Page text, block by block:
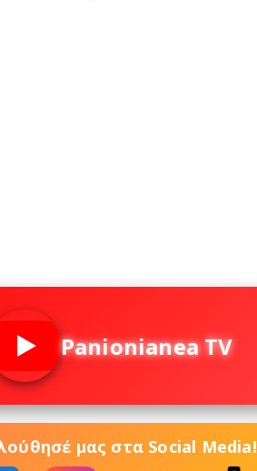
Panionianea TV
μας στα Social Media!